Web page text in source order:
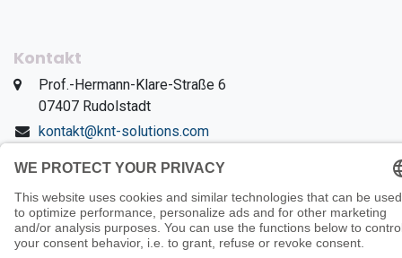
Kontakt
​Prof.-Hermann-Klare-Straße 6
​07407 Rudolstadt
kontakt@knt-solutions.com
WhatsApp Chat